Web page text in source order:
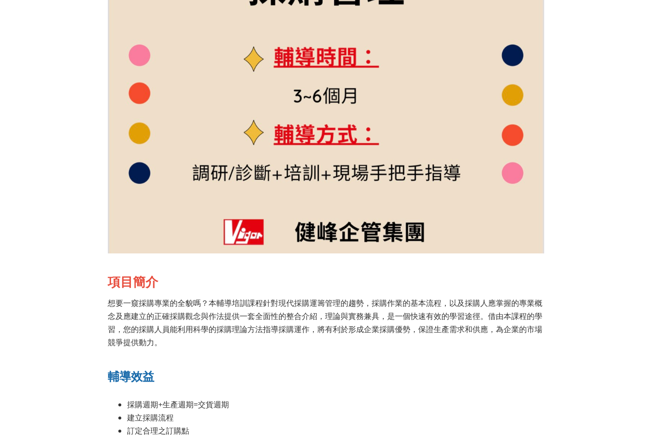
項目簡介
想要一窺採購專業的全貌嗎？本輔導培訓課程針對現代採購運籌管理的趨勢，採購作業的基本流程，以及採購人應掌握的專業概
念及應建立的正確採購觀念與作法提供一套全面性的整合介紹，理論與實務兼具，是一個快速有效的學習途徑。借由本課程的學
習，您的採購人員能利用科學的採購理論方法指導採購運作，將有利於形成企業採購優勢，保證生產需求和供應，為企業的市場
競爭提供動力。
輔導效益
採購週期+生產週期=交貨週期
建立採購流程
訂定合理之訂購點